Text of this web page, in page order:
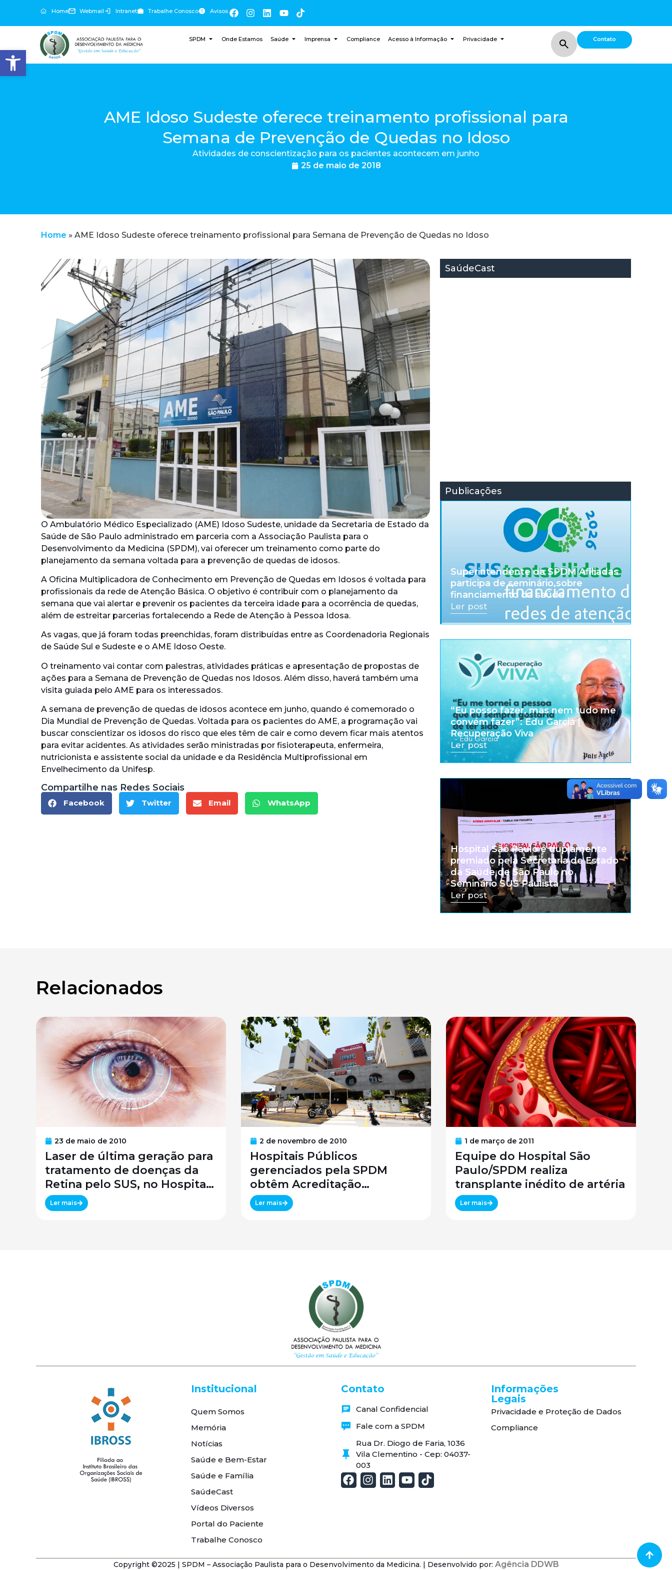
Abrir a barra de ferramentas
Home Webmail Intranet Trabalhe Conosco Avisos
SPDM Onde Estamos Saúde Imprensa Compliance Acesso à Informação Privacidade Contato
AME Idoso Sudeste oferece treinamento profissional para
Semana de Prevenção de Quedas no Idoso
Atividades de conscientização para os pacientes acontecem em junho
25 de maio de 2018
Home » AME Idoso Sudeste oferece treinamento profissional para Semana de Prevenção de Quedas no Idoso
O Ambulatório Médico Especializado (AME) Idoso Sudeste, unidade da Secretaria de Estado da
Saúde de São Paulo administrado em parceria com a Associação Paulista para o
Desenvolvimento da Medicina (SPDM), vai oferecer um treinamento como parte do
planejamento da semana voltada para a prevenção de quedas de idosos.
A Oficina Multiplicadora de Conhecimento em Prevenção de Quedas em Idosos é voltada para
profissionais da rede de Atenção Básica. O objetivo é contribuir com o planejamento da
semana que vai alertar e prevenir os pacientes da terceira idade para a ocorrência de quedas,
além de estreitar parcerias fortalecendo a Rede de Atenção à Pessoa Idosa.
As vagas, que já foram todas preenchidas, foram distribuídas entre as Coordenadoria Regionais
de Saúde Sul e Sudeste e o AME Idoso Oeste.
O treinamento vai contar com palestras, atividades práticas e apresentação de propostas de
ações para a Semana de Prevenção de Quedas nos Idosos. Além disso, haverá também uma
visita guiada pelo AME para os interessados.
A semana de prevenção de quedas de idosos acontece em junho, quando é comemorado o
Dia Mundial de Prevenção de Quedas. Voltada para os pacientes do AME, a programação vai
buscar conscientizar os idosos do risco que eles têm de cair e como devem ficar mais atentos
para evitar acidentes. As atividades serão ministradas por fisioterapeuta, enfermeira,
nutricionista e assistente social da unidade e da Residência Multiprofissional em
Envelhecimento da Unifesp.
Compartilhe nas Redes Sociais
Facebook Twitter Email WhatsApp
SaúdeCast
Publicações
Superintendente da SPDM Afiliadas
participa de seminário sobre
financiamento da saúde
Ler post
“Eu posso fazer, mas nem tudo me
convém fazer”: Edu Garcia |
Recuperação Viva
Ler post
Hospital São Paulo é duplamente
premiado pela Secretaria de Estado
da Saúde de São Paulo no
Seminário SUS Paulista
Ler post
Relacionados
23 de maio de 2010
Laser de última geração para
tratamento de doenças da
Retina pelo SUS, no Hospital
São Paulo / SPDM / UNIFESP
Ler mais
2 de novembro de 2010
Hospitais Públicos
gerenciados pela SPDM
obtêm Acreditação
Canadense
Ler mais
1 de março de 2011
Equipe do Hospital São
Paulo/SPDM realiza
transplante inédito de artéria
Ler mais
Institucional
Quem Somos
Memória
Notícias
Saúde e Bem-Estar
Saúde e Família
SaúdeCast
Vídeos Diversos
Portal do Paciente
Trabalhe Conosco
Contato
Canal Confidencial
Fale com a SPDM
Rua Dr. Diogo de Faria, 1036
Vila Clementino - Cep: 04037-
003
Informações
Legais
Privacidade e Proteção de Dados
Compliance
Copyright ©2025 | SPDM – Associação Paulista para o Desenvolvimento da Medicina. | Desenvolvido por: Agência DDWB